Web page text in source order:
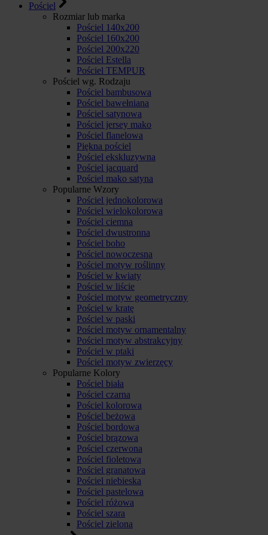
Pościel
Rozmiar lub marka
Pościel 140x200
Pościel 160x200
Pościel 200x220
Pościel Estella
Pościel TEMPUR
Pościel wg. Rodzaju
Pościel bambusowa
Pościel bawełniana
Pościel satynowa
Pościel jersey mako
Pościel flanelowa
Piękna pościel
Pościel ekskluzywna
Pościel jacquard
Pościel mako satyna
Popularne Wzory
Pościel jednokolorowa
Pościel wielokolorowa
Pościel ciemna
Pościel dwustronna
Pościel boho
Pościel nowoczesna
Pościel motyw roślinny
Pościel w kwiaty
Pościel w liście
Pościel motyw geometryczny
Pościel w kratę
Pościel w paski
Pościel motyw ornamentalny
Pościel motyw abstrakcyjny
Pościel w ptaki
Pościel motyw zwierzęcy
Popularne Kolory
Pościel biała
Pościel czarna
Pościel kolorowa
Pościel beżowa
Pościel bordowa
Pościel brązowa
Pościel czerwona
Pościel fioletowa
Pościel granatowa
Pościel niebieska
Pościel pastelowa
Pościel różowa
Pościel szara
Pościel zielona